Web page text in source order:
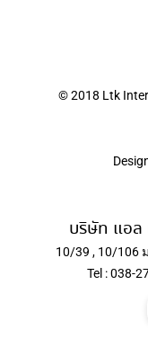
© 2018 Ltk
บริษัท แอล
10/39 , 10/106
Tel : 038-